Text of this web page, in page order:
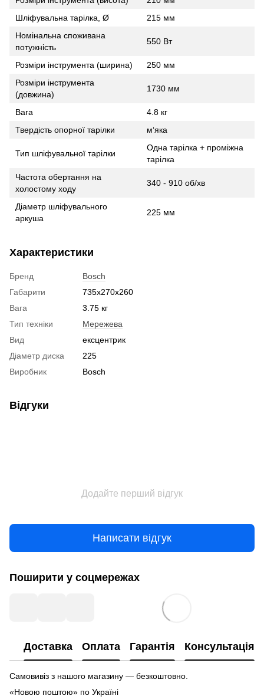
Шліфувальна тарілка, Ø
215 мм
Номінальна споживана
потужність
550 Вт
Розміри інструмента (ширина)
250 мм
Розміри інструмента
(довжина)
1730 мм
Вага
4.8 кг
Твердість опорної тарілки
м‘яка
Тип шліфувальної тарілки
Одна тарілка + проміжна
тарілка
Частота обертання на
холостому ходу
340 - 910 об/хв
Діаметр шліфувального
аркуша
225 мм
Характеристики
Бренд
Bosch
Габарити
735х270х260
Вага
3.75 кг
Тип техніки
Мережева
Вид
ексцентрик
Діаметр диска
225
Виробник
Bosch
Відгуки
Додайте перший відгук
Написати відгук
Поширити у соцмережах
Доставка Оплата Гарантія Консультація
Самовивіз з нашого магазину — безкоштовно.
«Новою поштою» по Україні